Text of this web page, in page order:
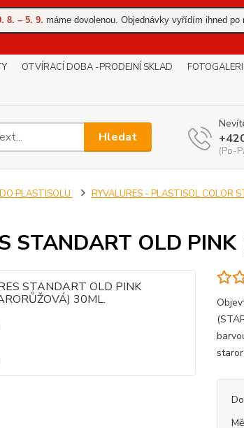
8. – 5. 9. máme dovolenou. Objednávky vyřídím ihned po
OTVÍRACÍ DOBA -PRODEJNÍ SKLAD
Hledat
(Po-
PLASTISOLU RYVALURES - PLASTISOL COLOR
STANDART OLD